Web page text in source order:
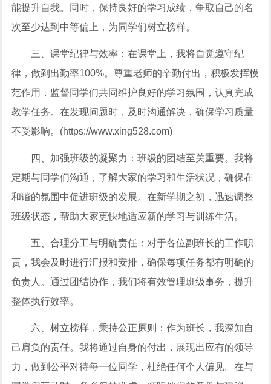
能提升自我。同时，保持良好的学习成绩，争取自己的名
次至少达到中等偏上，为同学们树立榜样。
三、课堂纪律与效率：在课堂上，我将自觉遵守纪
律，做到出勤率100%。尊重老师的辛勤付出，积极发挥模
范作用，监督同学们共同维护良好的学习氛围，认真完成
教学任务。在发现问题时，及时沟通解决，确保学习质量
不受影响。(https://www.xing528.com)
四、加强班级的凝聚力：班级的团结至关重要。我将
定期与同学们沟通，了解大家的学习和生活状况，确保在
和谐的氛围中促进班级的发展。在新学期之初，迅速调整
班级状态，帮助大家更快地适应新的学习与训练生活。
五、合理分工与明确责任：对于各位副班长的工作职
责，我会及时进行汇报和安排，确保每项任务都有明确的
负责人。通过团结协作，我们将有效管理班级事务，提升
整体执行效率。
六、树立榜样，秉持公正原则：作为班长，我深知自
己肩负的责任。我将通过自身的付出，展现出应有的领导
力，做到公平对待每一位同学，杜绝任何个人偏见。在与